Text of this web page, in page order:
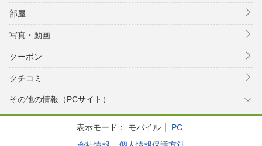
部屋
写真・動画
クーポン
クチコミ
その他の情報（PCサイト）
表示モード： モバイル
PC